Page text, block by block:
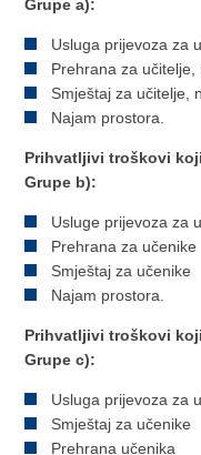
Grupe a):
Usluga prijevoza za
Prehrana za
Smještaj za učitelje,
Najam prostora.
Prihvatljivi troškovi
Grupe b):
Usluge prijevoza za
Prehrana za učenike
Smještaj za učenike
Najam prostora.
Prihvatljivi troškovi
Grupe c):
Usluga prijevoza za
Smještaj za učenike
Prehrana učenika